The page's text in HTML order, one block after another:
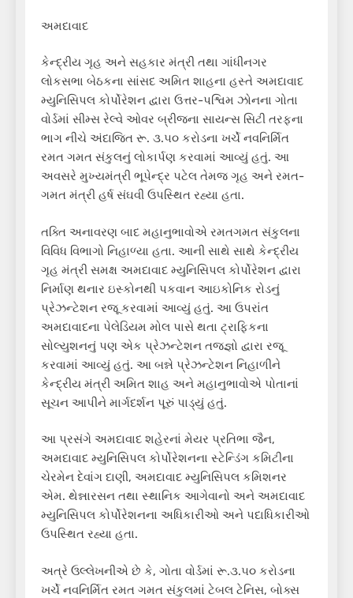
અમદાવાદ
કેન્દ્રીય ગૃહ અને સહકાર મંત્રી તથા ગાંધીનગર
લોકસભા બેઠકના સાંસદ અમિત શાહના હસ્તે અમદાવાદ
મ્યુનિસિપલ કોર્પોરેશન દ્વારા ઉત્તર-પશ્વિમ ઝોનના ગોતા
વોર્ડમાં સીમ્સ રેલ્વે ઓવર બ્રીજના સાયન્સ સિટી તરફના
ભાગ નીચે અંદાજિત રૂ. ૩.૫૦ કરોડના ખર્ચે નવનિર્મિત
રમત ગમત સંકુલનું લોકાર્પણ કરવામાં આવ્યું હતું. આ
અવસરે મુખ્યમંત્રી ભૂપેન્દ્ર પટેલ તેમજ ગૃહ અને રમત-
ગમત મંત્રી હર્ષ સંઘવી ઉપસ્થિત રહ્યા હતા.
તક્તિ અનાવરણ બાદ મહાનુભાવોએ રમતગમત સંકુલના
વિવિધ વિભાગો નિહાળ્યા હતા. આની સાથે સાથે કેન્દ્રીય
ગૃહ મંત્રી સમક્ષ અમદાવાદ મ્યુનિસિપલ કોર્પોરેશન દ્વારા
નિર્માણ થનાર ઇસ્કોનથી પકવાન આઇકોનિક રોડનું
પ્રેઝન્ટેશન રજૂ કરવામાં આવ્યું હતું. આ ઉપરાંત
અમદાવાદના પેલેડિયમ મોલ પાસે થતા ટ્રાફિકના
સોલ્યુશનનું પણ એક પ્રેઝન્ટેશન તજ્જ્ઞો દ્વારા રજૂ
કરવામાં આવ્યું હતું. આ બન્ને પ્રેઝન્ટેશન નિહાળીને
કેન્દ્રીય મંત્રી અમિત શાહ અને મહાનુભાવોએ પોતાનાં
સૂચન આપીને માર્ગદર્શન પૂરું પાડ્યું હતું.
આ પ્રસંગે અમદાવાદ શહેરનાં મેયર પ્રતિભા જૈન,
અમદાવાદ મ્યુનિસિપલ કોર્પોરેશનના સ્ટેન્ડિંગ કમિટીના
ચેરમેન દેવાંગ દાણી, અમદાવાદ મ્યુનિસિપલ કમિશનર
એમ. થેન્નારસન તથા સ્થાનિક આગેવાનો અને અમદાવાદ
મ્યુનિસિપલ કોર્પોરેશનના અધિકારીઓ અને પદાધિકારીઓ
ઉપસ્થિત રહ્યા હતા.
અત્રે ઉલ્લેખનીએ છે કે, ગોતા વોર્ડમાં રૂ.૩.૫૦ કરોડના
ખર્ચે નવનિર્મિત રમત ગમત સંકુલમાં ટેબલ ટેનિસ, બોક્સ